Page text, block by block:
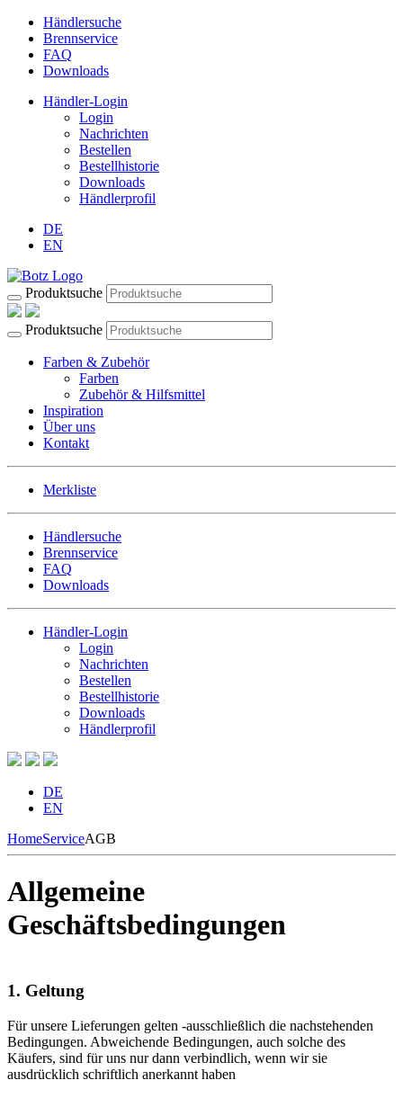
Händlersuche
Brennservice
FAQ
Downloads
Händler-Login
Login
Nachrichten
Bestellen
Bestellhistorie
Downloads
Händlerprofil
DE
EN
Produktsuche
Produktsuche
Farben & Zubehör
Farben
Zubehör & Hilfsmittel
Inspiration
Über uns
Kontakt
Merkliste
Händlersuche
Brennservice
FAQ
Downloads
Händler-Login
Login
Nachrichten
Bestellen
Bestellhistorie
Downloads
Händlerprofil
DE
EN
HomeServiceAGB
Allgemeine
Geschäftsbedingungen
1. Geltung
Für unsere Lieferungen gelten -ausschließlich die nachstehenden
Bedingungen. Abweichende Bedingungen, auch solche des
Käufers, sind für uns nur dann verbindlich, wenn wir sie
ausdrücklich schriftlich anerkannt haben